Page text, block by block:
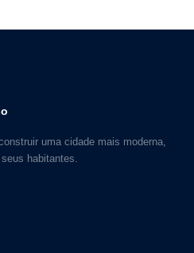
uma cidade mais moderna,
habitantes.